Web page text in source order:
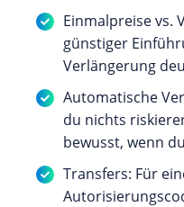
Einmalpreise vs.
günstiger
Verlängerung
Automatische
du nichts
bewusst, wenn
Transfers: Für